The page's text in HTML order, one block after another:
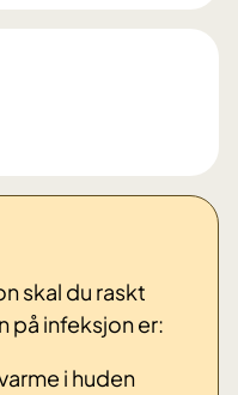
skal du raskt
på infeksjon er:
i huden